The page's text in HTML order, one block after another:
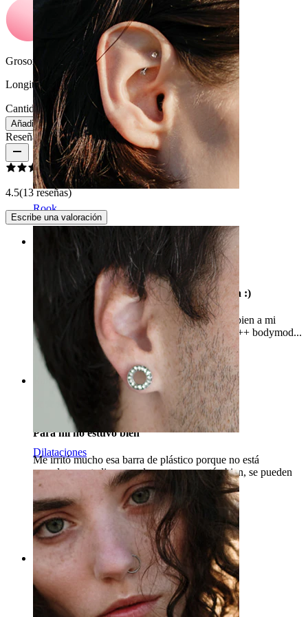
Rook
Dilataciones
Grosor de barra:
1,6 mm
Longitud:
16 mm
Cantidad: 1 Cambio
Añadir a la bolsa
Reseñas del producto
4.5(13 reseñas)
Escribe una valoración
Bueno para esconder el piercing en la lengua :)
La verdad es que funciona, y la barra se ajusta bien a mi
lengua. Lo tengo en transparente. Perfecto +++++ bodymod...
Adriana
Compra verificada
Rating
Para mí no estuvo bien
Me irritó mucho esa barra de plástico porque no está
completamente lisa, pero los extremos están bien, se pueden
usar con una barra de titanio.
Carla Compra verificada
Traducido con IA Ver original
Rating
El bolígrafo es demasiado corto